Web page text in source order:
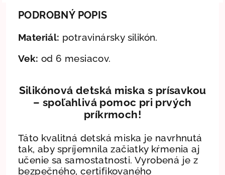
PODROBNÝ POPIS
Materiál: potravinársky silikón.
Vek: od 6 mesiacov.
Silikónová detská miska s prísavkou
– spoľahlivá pomoc pri prvých
príkrmoch!
Táto kvalitná detská miska je navrhnutá
tak, aby spríjemnila začiatky kŕmenia aj
učenie sa samostatnosti. Vyrobená je z
bezpečného, certifikovaného